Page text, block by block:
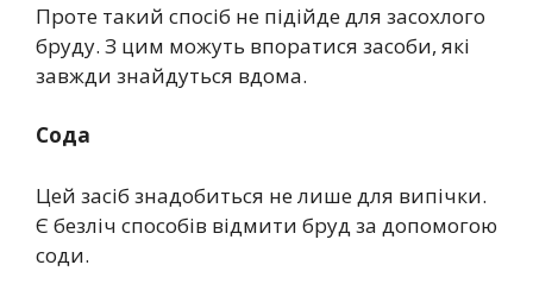
Проте такий спосіб не підійде для засохлого
бруду. З цим можуть впоратися засоби, які
завжди знайдуться вдома.
Сода
Цей засіб знадобиться не лише для випічки.
Є безліч способів відмити бруд за допомогою
соди.